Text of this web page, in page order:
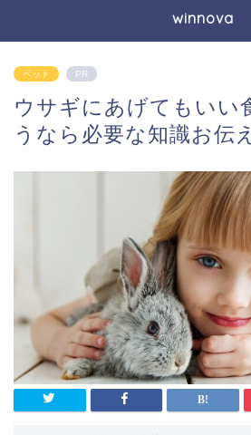
winnova
ペット PR
ウサギにあげてもいい
うなら必要な知識お伝